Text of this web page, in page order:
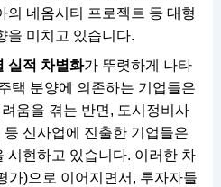
의 네옴시티 프로젝트 등 대형
을 미치고 있습니다.
실적 차별화가 뚜렷하게 나타
택 분양에 의존하는 기업들은
움을 겪는 반면, 도시정비사
신사업에 진출한 기업들은
시현하고 있습니다. 이러한 차
가)으로 이어지면서, 투자자들